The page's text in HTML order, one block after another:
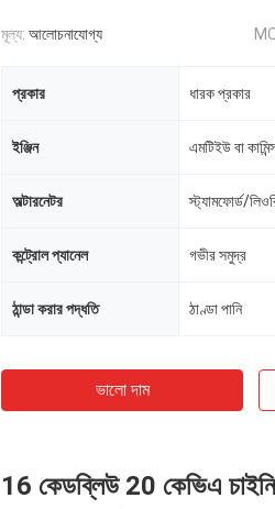
মূল্য: আলোচনাযোগ্য
প্রকার ধারক প্রকার
ইঞ্জিন এমটিইউ বা
অল্টারনেটর স্ট্যামফোর্ড/
কন্ট্রোল প্যানেল গভীর সমুদ্র
ঠান্ডা করার পদ্ধতি ঠাণ্ডা পানি
ভালো দাম
16 কেডব্লিউ 20 কেভিএ